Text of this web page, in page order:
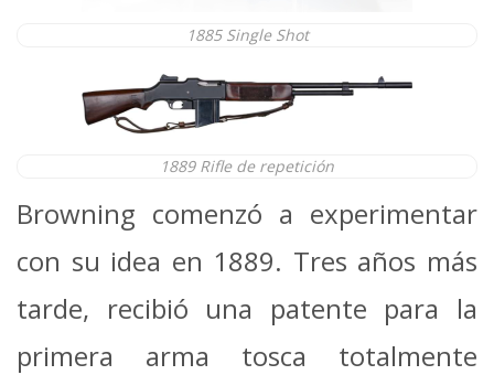
1885 Single Shot
1889 Rifle de repetición
Browning comenzó a experimentar
con su idea en 1889. Tres años más
tarde, recibió una patente para la
primera arma tosca totalmente